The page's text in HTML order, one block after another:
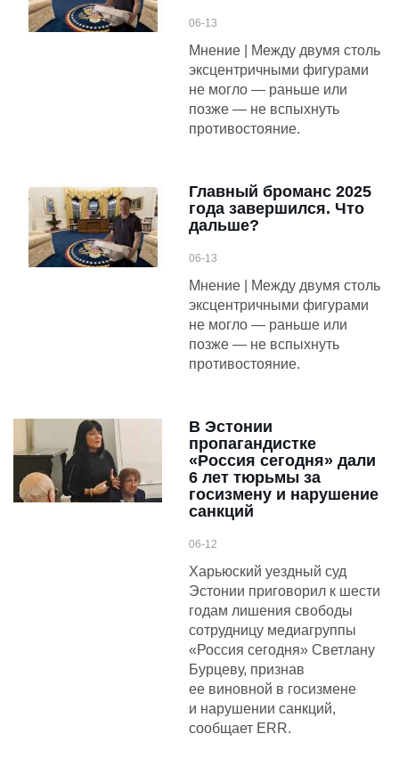
06-13
Мнение | Между двумя столь
эксцентричными фигурами
не могло — раньше или
позже — не вспыхнуть
противостояние.
Главный броманс 2025
года завершился. Что
дальше?
06-13
Мнение | Между двумя столь
эксцентричными фигурами
не могло — раньше или
позже — не вспыхнуть
противостояние.
В Эстонии
пропагандистке
«Россия сегодня» дали
6 лет тюрьмы за
госизмену и нарушение
санкций
06-12
Харьюский уездный суд
Эстонии приговорил к шести
годам лишения свободы
сотрудницу медиагруппы
«Россия сегодня» Светлану
Бурцеву, признав
ее виновной в госизмене
и нарушении санкций,
сообщает ERR.